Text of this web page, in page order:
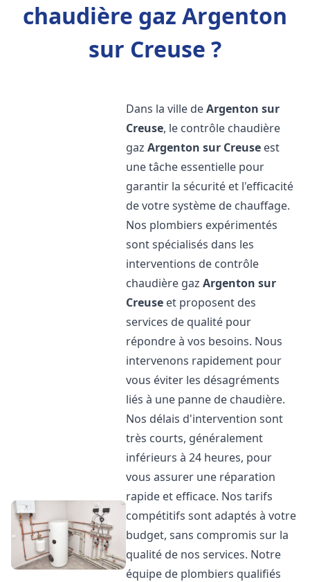
chaudière gaz Argenton
sur Creuse ?
Dans la ville deArgenton sur
Creuse, le contrôle chaudière
gazArgenton sur Creuse est
une tâche essentielle pour
garantir la sécurité et l'efficacité
de votre système de chauffage.
Nos plombiers expérimentés
sont spécialisés dans les
interventions de contrôle
chaudière gazArgenton sur
Creuse et proposent des
services de qualité pour
répondre à vos besoins. Nous
intervenons rapidement pour
vous éviter les désagréments
liés à une panne de chaudière.
Nos délais d'intervention sont
très courts, généralement
inférieurs à 24 heures, pour
vous assurer une réparation
rapide et efficace. Nos tarifs
compétitifs sont adaptés à votre
budget, sans compromis sur la
qualité de nos services. Notre
équipe de plombiers qualifiés